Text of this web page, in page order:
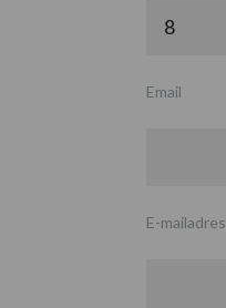
Email
E-mailadres